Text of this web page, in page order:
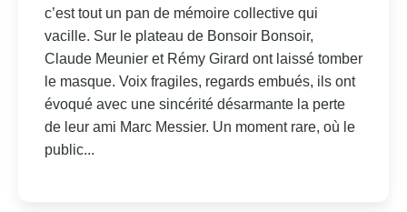
c’est tout un pan de mémoire collective qui
vacille. Sur le plateau de Bonsoir Bonsoir,
Claude Meunier et Rémy Girard ont laissé tomber
le masque. Voix fragiles, regards embués, ils ont
évoqué avec une sincérité désarmante la perte
de leur ami Marc Messier. Un moment rare, où le
public...